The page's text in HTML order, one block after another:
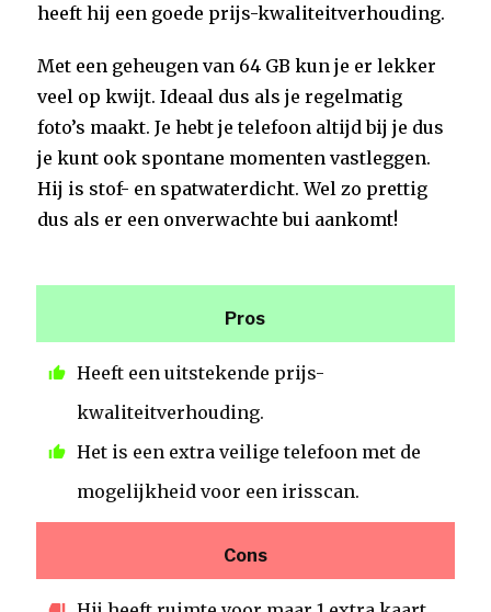
heeft hij een goede prijs-kwaliteitverhouding.
Met een geheugen van 64 GB kun je er lekker
veel op kwijt. Ideaal dus als je regelmatig
foto’s maakt. Je hebt je telefoon altijd bij je dus
je kunt ook spontane momenten vastleggen.
Hij is stof- en spatwaterdicht. Wel zo prettig
dus als er een onverwachte bui aankomt!
Pros
Heeft een uitstekende prijs-
kwaliteitverhouding.
Het is een extra veilige telefoon met de
mogelijkheid voor een irisscan.
Cons